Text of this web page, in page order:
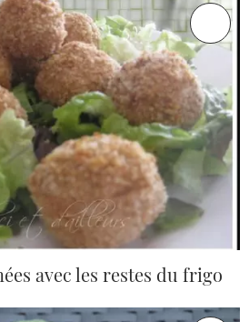
avec les restes du frigo